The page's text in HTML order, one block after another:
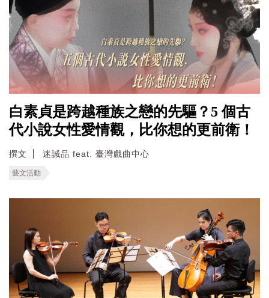
白素貞是跨越種族之戀的先驅？5 個古
代小說女性愛情觀，比你想的更前衛！
撰文 迷誠品 feat. 臺灣戲曲中心
藝文活動